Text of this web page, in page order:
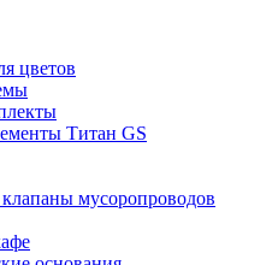
цветов
Титан GS
мусоропроводов